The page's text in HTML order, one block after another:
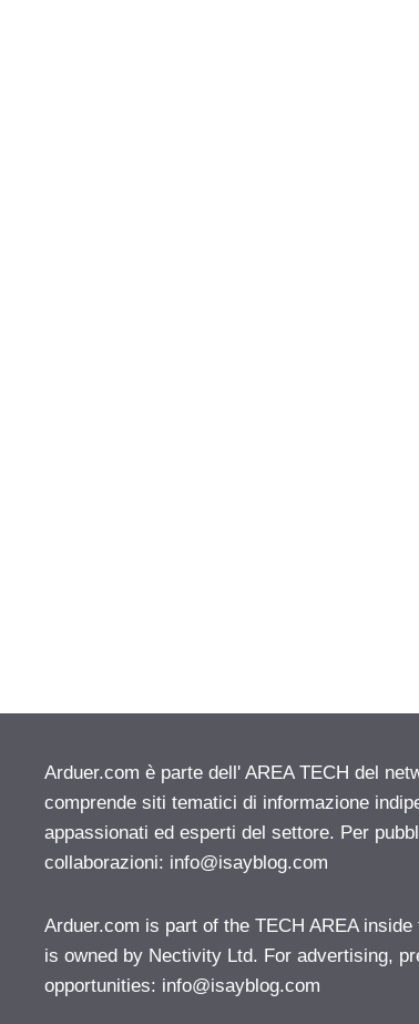
Arduer.com è parte dell' AREA TECH del
comprende siti tematici di informazione
appassionati ed esperti del settore. Per
collaborazioni: info@isayblog.com
Arduer.com is part of the TECH AREA
is owned by Nectivity Ltd. For advertising,
opportunities: info@isayblog.com